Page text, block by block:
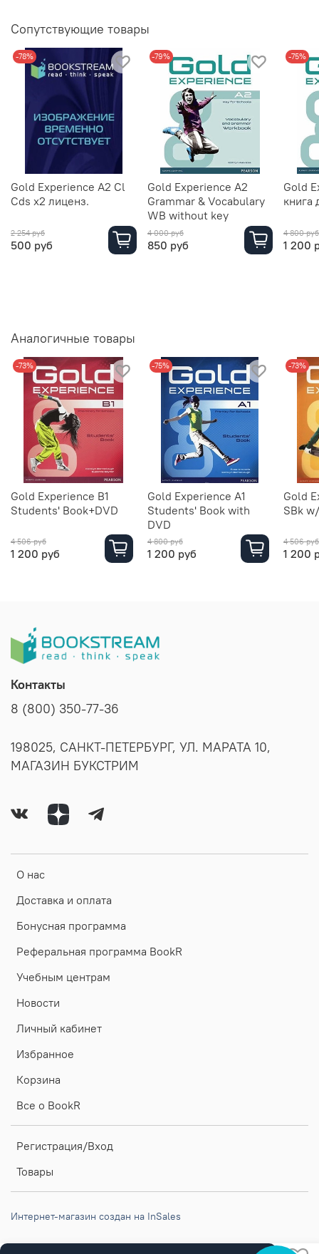
Сопутствующие товары
-78%
Gold Experience A2 Cl
Cds х2 лиценз.
2 254 руб
500 руб
-79%
Gold Experience A2
Grammar & Vocabulary
WB without key
4 000 руб
850 руб
-75%
Gold
книга
4 800 руб
1 200
Аналогичные товары
-73%
Gold Experience B1
Students' Book+DVD
4 506 руб
1 200 руб
-75%
Gold Experience A1
Students' Book with
DVD
4 800 руб
1 200 руб
-73%
Gold
SBk
4 506 руб
1 200
О нас
Доставка и оплата
Бонусная программа
Реферальная программа BookR
Учебным центрам
Новости
Личный кабинет
Избранное
Корзина
Все о BookR
Регистрация/Вход
Товары
Контакты
8 (800) 350-77-36
198025, САНКТ-ПЕТЕРБУРГ, УЛ. МАРАТА 10,
МАГАЗИН БУКСТРИМ
Интернет-магазин создан на InSales